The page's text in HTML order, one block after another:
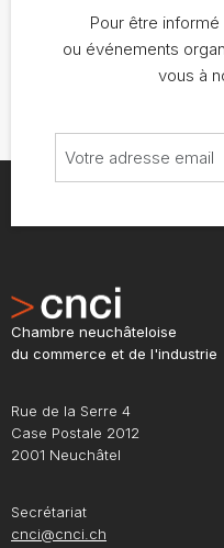
Pour être
ou événements
vous à
Chambre neuchâteloise
du commerce et de l'industrie
Rue de la Serre 4
Case Postale 2012
2001 Neuchâtel
Secrétariat
cnci@cnci.ch